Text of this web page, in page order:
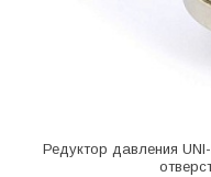
Редуктор давления